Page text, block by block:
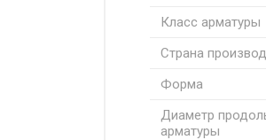
Класс арматуры
Страна
Форма
Диаметр
арматуры